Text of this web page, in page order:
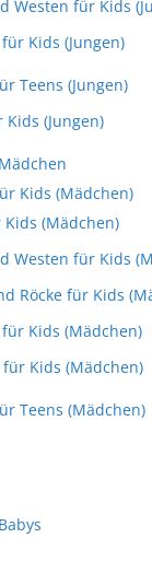
Westen für Kids
Kids (Jungen)
Teens (Jungen)
(Jungen)
Kids (Mädchen)
Kids (Mädchen)
Westen für Kids
Röcke für Kids
Kids (Mädchen)
für Kids (Mädchen)
Teens (Mädchen)